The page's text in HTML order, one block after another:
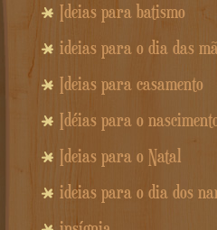
Ideias para batismo
ideias para o dia das
Ideias para casamento
Idéias para o
Ideias para o Natal
ideias para o dia dos